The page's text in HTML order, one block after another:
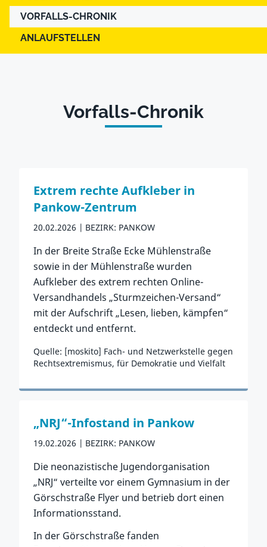
VORFALLS-CHRONIK
ANLAUFSTELLEN
Vorfalls-Chronik
Extrem rechte Aufkleber in
Pankow-Zentrum
20.02.2026 BEZIRK: PANKOW
In der Breite Straße Ecke Mühlenstraße
sowie in der Mühlenstraße wurden
Aufkleber des extrem rechten Online-
Versandhandels „Sturmzeichen-Versand“
mit der Aufschrift „Lesen, lieben, kämpfen“
entdeckt und entfernt.
Quelle: [moskito] Fach- und Netzwerkstelle gegen
Rechtsextremismus, für Demokratie und Vielfalt
Zum Vorfall
„NRJ“-Infostand in Pankow
19.02.2026 BEZIRK: PANKOW
Die neonazistische Jugendorganisation
„NRJ“ verteilte vor einem Gymnasium in der
Görschstraße Flyer und betrieb dort einen
Informationsstand.
In der Görschstraße fanden